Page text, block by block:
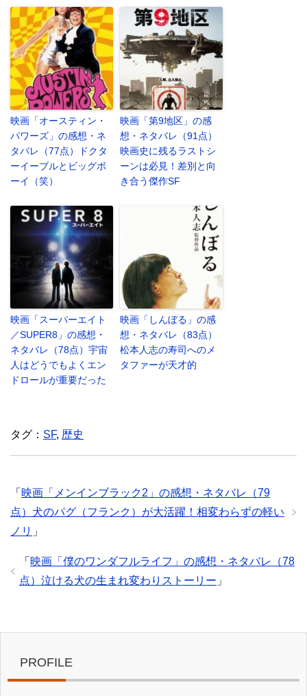
映画「オースティン・
パワーズ」の感想・ネ
タバレ（77点）ドクタ
ーイーブルとビッグボ
ーイ（笑）
映画「第9地区」の感
想・ネタバレ（91点）
映画史に残るラストシ
ーンは必見！差別と向
き合う傑作SF
映画「スーパーエイト
／SUPER8」の感想・
ネタバレ（78点）宇宙
人はどうでもよくエン
ドロールが重要だった
映画「しんぼる」の感
想・ネタバレ（83点）
松本人志の寿司へのメ
タファーが天才的
タグ： SF, 歴史
「 映画「メンインブラック2」の感想・ネタバレ（79
点）犬のパグ（フランク）が大活躍！相変わらずの軽い
ノリ 」
「 映画「僕のワンダフルライフ」の感想・ネタバレ（78
点）泣ける犬の生まれ変わりストーリー 」
PROFILE